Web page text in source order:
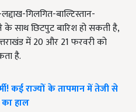
गिलगित-बाल्टिस्तान-
साथ छिटपुट बारिश हो सकती है,
में 20 और 21 फरवरी को
है.
कई राज्यों के तापमान में तेजी से
हाल